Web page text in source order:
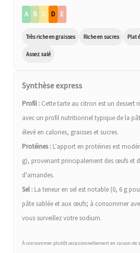
A B C D E
Très riche en graisses Riche en sucres Plat
Assez salé
Synthèse express
Profil : Cette tarte au citron est un dessert
avec un profil nutritionnel typique de la
élevé en calories, graisses et sucres.
Protéines : L'apport en protéines est
g), provenant principalement des œufs et
d'amandes.
Sel : La teneur en sel est notable (0, 6 g
pâte sablée et aux œufs; à consommer
vous surveillez votre sodium.
À consommer plutôt occasionnellement en raison de